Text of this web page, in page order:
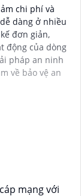
chi phí và
dàng ở nhiều
đơn giản,
động của dòng
pháp an ninh
về bảo vệ an
hiệu quả và
- dòng sản
mạng với